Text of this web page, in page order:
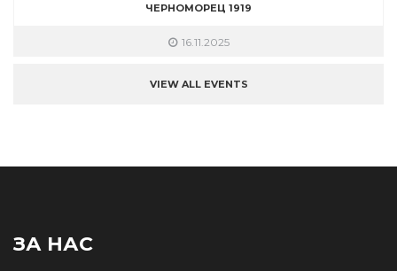
ЧЕРНОМОРЕЦ 1919
16.11.2025
VIEW ALL EVENTS
ЗА НАС